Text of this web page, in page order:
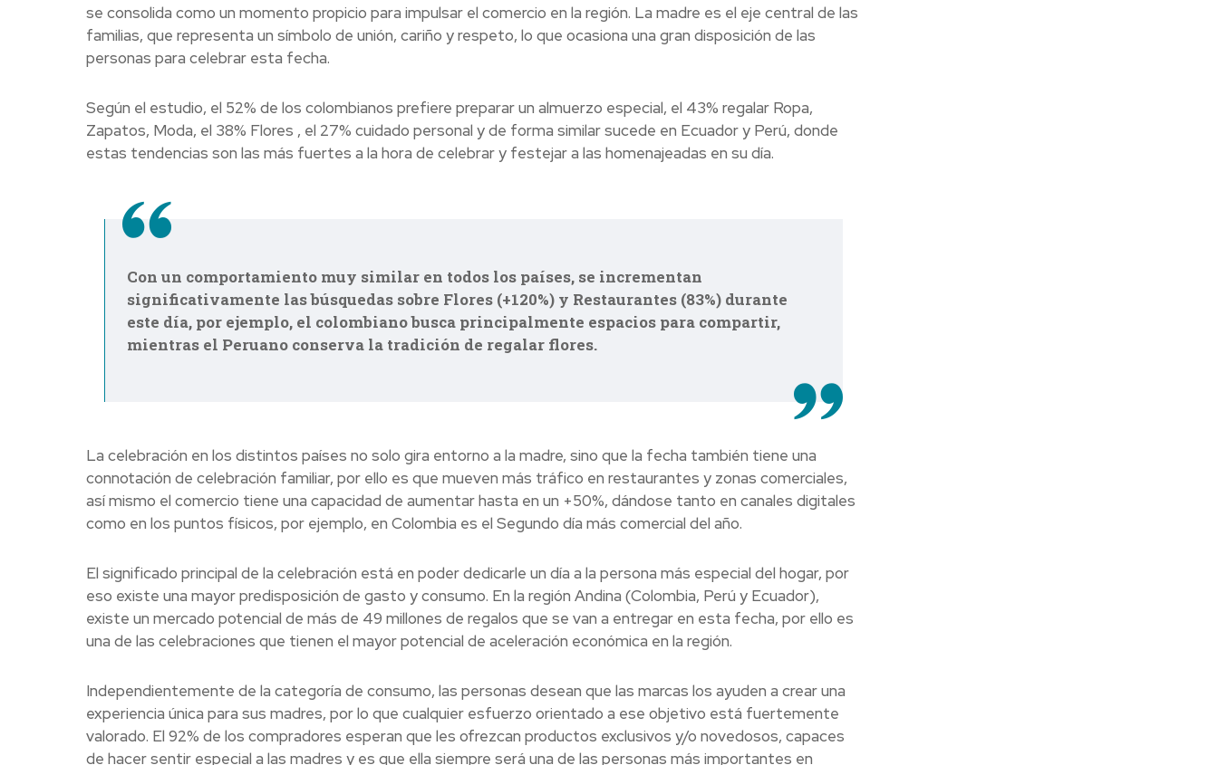
se consolida como un momento propicio para impulsar el comercio en la región. La madre es el eje central de las
familias, que representa un símbolo de unión, cariño y respeto, lo que ocasiona una gran disposición de las
personas para celebrar esta fecha.
Según el estudio, el 52% de los colombianos prefiere preparar un almuerzo especial, el 43% regalar Ropa,
Zapatos, Moda, el 38% Flores , el 27% cuidado personal y de forma similar sucede en Ecuador y Perú, donde
estas tendencias son las más fuertes a la hora de celebrar y festejar a las homenajeadas en su día.
Con un comportamiento muy similar en todos los países, se incrementan
significativamente las búsquedas sobre Flores (+120%) y Restaurantes (83%) durante
este día, por ejemplo, el colombiano busca principalmente espacios para compartir,
mientras el Peruano conserva la tradición de regalar flores.
La celebración en los distintos países no solo gira entorno a la madre, sino que la fecha también tiene una
connotación de celebración familiar, por ello es que mueven más tráfico en restaurantes y zonas comerciales,
así mismo el comercio tiene una capacidad de aumentar hasta en un +50%, dándose tanto en canales digitales
como en los puntos físicos, por ejemplo, en Colombia es el Segundo día más comercial del año.
El significado principal de la celebración está en poder dedicarle un día a la persona más especial del hogar, por
eso existe una mayor predisposición de gasto y consumo. En la región Andina (Colombia, Perú y Ecuador),
existe un mercado potencial de más de 49 millones de regalos que se van a entregar en esta fecha, por ello es
una de las celebraciones que tienen el mayor potencial de aceleración económica en la región.
Independientemente de la categoría de consumo, las personas desean que las marcas los ayuden a crear una
experiencia única para sus madres, por lo que cualquier esfuerzo orientado a ese objetivo está fuertemente
valorado. El 92% de los compradores esperan que les ofrezcan productos exclusivos y/o novedosos, capaces
de hacer sentir especial a las madres y es que ella siempre será una de las personas más importantes en